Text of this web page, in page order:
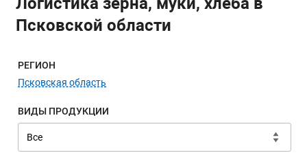
Псковской области
Меню навигации
РЕГИОН
Псковская область
ВИДЫ ПРОДУКЦИИ